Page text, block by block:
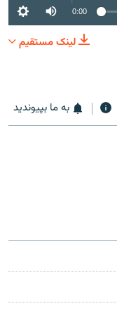
0:00
لینک مستقیم
به ما بپیوندید